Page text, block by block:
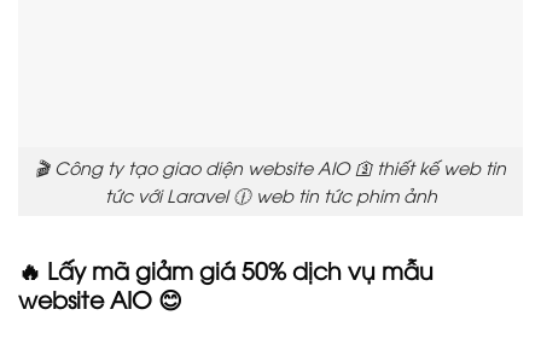
🎬 Công ty tạo giao diện website AIO 🛐 thiết kế web tin
tức với Laravel 🕧 web tin tức phim ảnh
🔥 Lấy mã giảm giá 50% dịch vụ mẫu
website AIO 😊